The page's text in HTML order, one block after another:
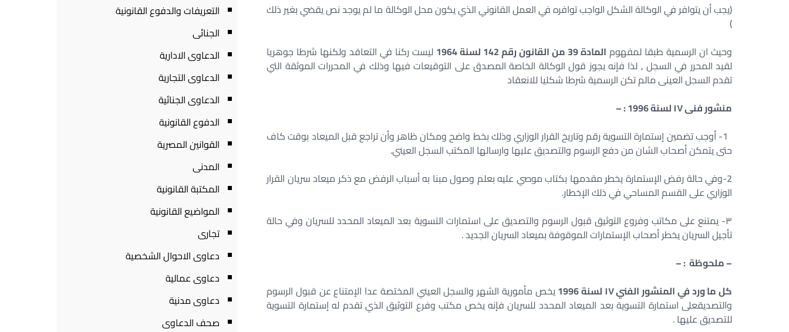
(يجب أن يتوافر في الوكالة الشكل الواجب توافره في العمل القانوني الذي يكون محل الوكالة ما لم يوجد نص يقضي بغير ذلك
)
وحيث ان الرسمية طبقا لمفهوم المادة 39 من القانون رقم 142 لسنة 1964
ليست ركنا في التعاقد ولكنها شرطا جوهريا
لقيد المحرر في السجل , لذا فإنه يجوز قول الوكالة الخاصة المصدق على التوقيعات فيها وذلك في المحررات الموثقة التي
تقدم السجل العينی مالم تكن الرسمية شرطا شكليا للانعقاد
منشور فنی ۱۷ لسنة 1996 : –
1- أوجب تضمين إستمارة التسوية رقم وتاريخ القرار الوزاري وذلك بخط واضح ومكان ظاهر وأن تراجع قبل الميعاد بوقت كاف
حتى يتمكن أصحاب الشان من دفع الرسوم والتصديق عليها وارسالها المكتب السجل العيني.
2-وفي حالة رفض الإستمارة يخطر مقدمها بكتاب موصي عليه بعلم وصول مبنا به أسباب الرفض مع ذكر میعاد سريان القرار
الوزاري على القسم المساحي في ذلك الإخطار.
٣- يمتنع على مكاتب وفروع التوثيق قبول الرسوم والتصديق على استمارات التسوية بعد الميعاد المحدد للسريان وفي حالة
تأجيل السريان يخطر أصحاب الإستمارات الموقوفة بميعاد السريان الجديد .
– ملحوظة : –
كل ما ورد في المنشور الفني ۱۷ لسنة 1996
يخص مأمورية الشهر والسجل العيني المختصة عدا الإمتناع عن قبول الرسوم
والتصديقعلى استمارة التسوية بعد الميعاد المحدد للسريان فإنه يخص مكتب وفرع التوثيق الذي تقدم له إستمارة التسوية
للتصديق عليها .
التعريفات والدفوع القانونية
الجنائى
الدعاوى الادارية
الدعاوى التجارية
الدعاوى الجنائية
الدفوع القانونية
القوانين المصرية
المدنى
المكتبة القانونية
المواضيع القانونية
تجارى
دعاوى الاحوال الشخصية
دعاوى عمالية
دعاوى مدنية
صحف الدعاوى